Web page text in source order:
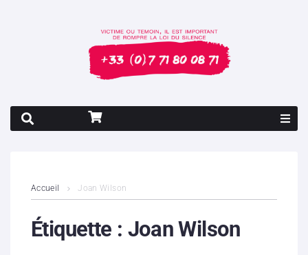
Contenus litigieux
Accueil Joan Wilson
Étiquette : Joan Wilson